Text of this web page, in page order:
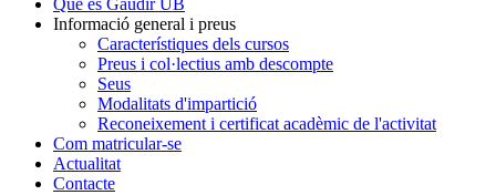
Què és Gaudir UB
Informació general i preus
Característiques dels cursos
Preus i col·lectius amb descompte
Seus
Modalitats d'impartició
Reconeixement i certificat acadèmic de l'activitat
Com matricular-se
Actualitat
Contacte